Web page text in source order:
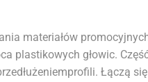
materiałów
plastikowych głowic.
Łączą